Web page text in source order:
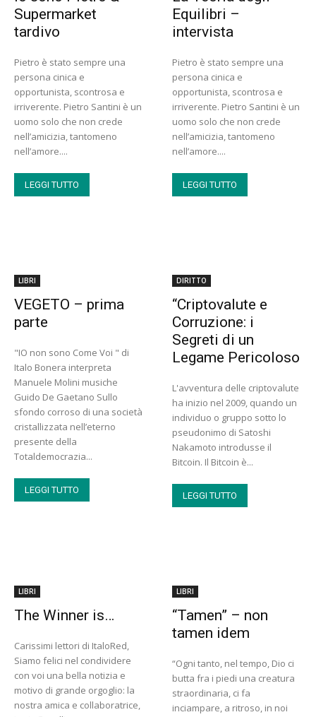
Supermarket
tardivo
Pietro è stato sempre una
persona cinica e
opportunista, scontrosa e
irriverente. Pietro Santini è un
uomo solo che non crede
nell’amicizia, tantomeno
nell’amore....
LEGGI TUTTO
Equilibri –
intervista
Pietro è stato sempre una
persona cinica e
opportunista, scontrosa e
irriverente. Pietro Santini è un
uomo solo che non crede
nell’amicizia, tantomeno
nell’amore....
LEGGI TUTTO
LIBRI
VEGETO – prima
parte
"IO non sono Come Voi " di
Italo Bonera interpreta
Manuele Molini musiche
Guido De Gaetano Sullo
sfondo corroso di una società
cristallizzata nell’eterno
presente della
Totaldemocrazia...
LEGGI TUTTO
DIRITTO
“Criptovalute e
Corruzione: i
Segreti di un
Legame Pericoloso
L'avventura delle criptovalute
ha inizio nel 2009, quando un
individuo o gruppo sotto lo
pseudonimo di Satoshi
Nakamoto introdusse il
Bitcoin. Il Bitcoin è...
LEGGI TUTTO
LIBRI
The Winner is…
Carissimi lettori di ItaloRed,
Siamo felici nel condividere
con voi una bella notizia e
motivo di grande orgoglio: la
nostra amica e collaboratrice,
LIBRI
“Tamen” – non
tamen idem
“Ogni tanto, nel tempo, Dio ci
butta fra i piedi una creatura
straordinaria, ci fa
inciampare, a ritroso, in noi